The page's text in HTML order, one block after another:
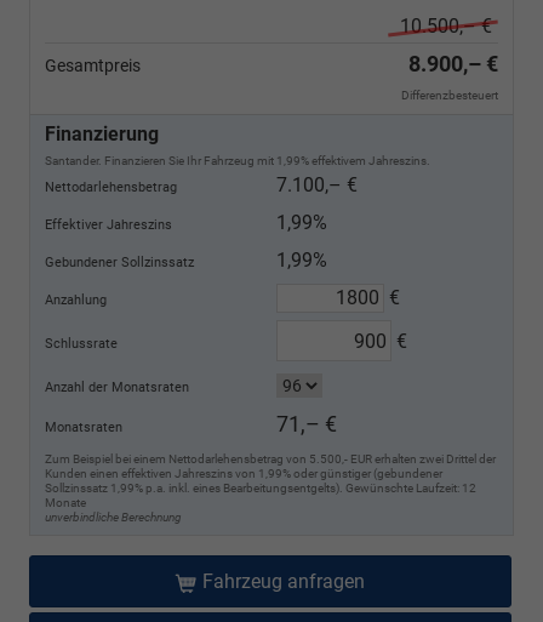
10.500,– €
Gesamtpreis 8.900,– €
Differenzbesteuert
Finanzierung
Santander. Finanzieren Sie Ihr Fahrzeug mit 1,99% effektivem Jahreszins.
Nettodarlehensbetrag 7.100,– €
Effektiver Jahreszins 1,99%
Gebundener Sollzinssatz 1,99%
Anzahlung €
Schlussrate €
Anzahl der Monatsraten
Monatsraten 71,– €
Zum Beispiel bei einem Nettodarlehensbetrag von 5.500,- EUR erhalten zwei Drittel der
Kunden einen effektiven Jahreszins von 1,99% oder günstiger (gebundener
Sollzinssatz 1,99% p.a. inkl. eines Bearbeitungsentgelts). Gewünschte Laufzeit: 12
Monate
unverbindliche Berechnung
Fahrzeug anfragen